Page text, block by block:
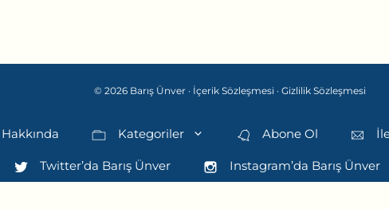
© 2026 Barış Ünver · İçerik Sözleşmesi · Gizlilik Sözleşmesi
Hakkında Kategoriler Abone Ol
Twitter’da Barış Ünver Instagram’da Barış Ünver